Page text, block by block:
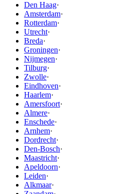
Den Haag·
Amsterdam·
Rotterdam·
Utrecht·
Breda·
Groningen·
Nijmegen·
Tilburg·
Zwolle·
Eindhoven·
Haarlem·
Amersfoort·
Almere·
Enschede·
Arnhem·
Dordrecht·
Den-Bosch·
Maastricht·
Apeldoorn·
Leiden·
Alkmaar·